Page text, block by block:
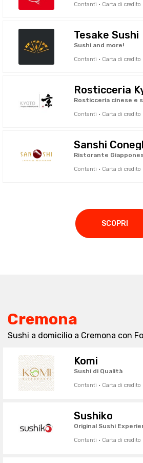
Contanti · Carta di credito
Tesake Sushi
Sushi and more!
Contanti · Carta di credito
Rosticceria
Rosticceria cinese e
Contanti · Carta di credito
Sanshi
Ristorante
Contanti · Carta di credito
SCOPRI
Cremona
Sushi a domicilio a Cremona con
Komi
Sushi di Qualità
Contanti · Carta di credito
Sushiko
Original Sushi
Contanti · Carta di credito